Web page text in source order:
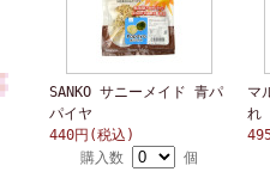
SANKO サニーメイド 青パ
パイヤ
440円(税込)
購入数
個
マ
れ